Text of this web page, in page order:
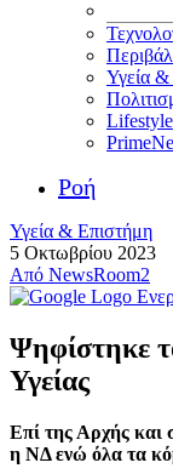
Υγεία
Lifestyle
Ροή
Υγεία & Επιστήμη
5 Οκτωβρίου 2023
Από NewsRoom2
Ψηφίστηκε
Υγείας
Επί της Αρχής και
η ΝΔ ενώ όλα τα